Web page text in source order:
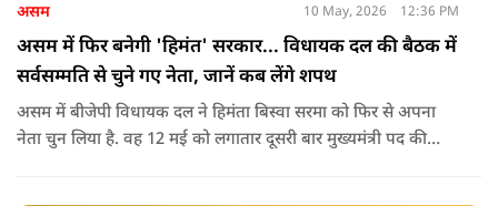
असम 10 May, 2026 12:36 PM
असम में फिर बनेगी 'हिमंत' सरकार... विधायक दल की बैठक में
सर्वसम्मति से चुने गए नेता, जानें कब लेंगे शपथ
असम में बीजेपी विधायक दल ने हिमंता बिस्वा सरमा को फिर से अपना
नेता चुन लिया है. वह 12 मई को लगातार दूसरी बार मुख्यमंत्री पद की